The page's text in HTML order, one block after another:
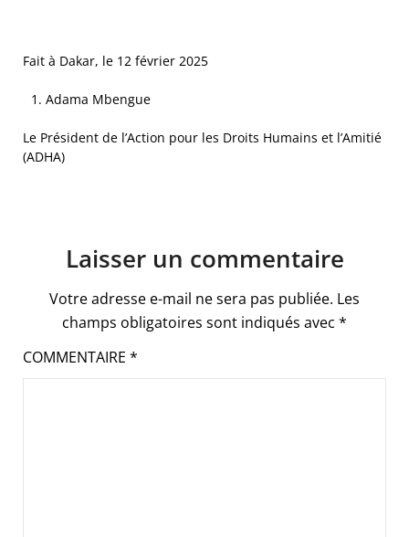
Fait à Dakar, le 12 février 2025
Adama Mbengue
Le Président de l’Action pour les Droits Humains et l’Amitié
(ADHA)
Laisser un commentaire
Votre adresse e-mail ne sera pas publiée. Les
champs obligatoires sont indiqués avec *
COMMENTAIRE *